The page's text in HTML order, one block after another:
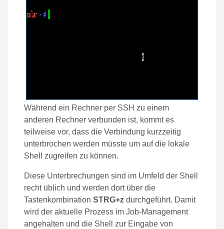
Während ein Rechner per SSH zu einem
anderen Rechner verbunden ist, kommt es
teilweise vor, dass die Verbindung kurzzeitig
unterbrochen werden müsste um auf die lokale
Shell zugreifen zu können.
Diese Unterbrechungen sind im Umfeld der Shell
recht üblich und werden dort über die
Tastenkombination STRG+z durchgeführt. Damit
wird der aktuelle Prozess im Job-Management
angehalten und die Shell zur Eingabe von